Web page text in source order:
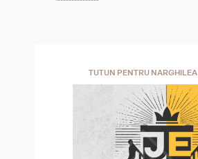
TUTUN PENTRU NARGHILEA